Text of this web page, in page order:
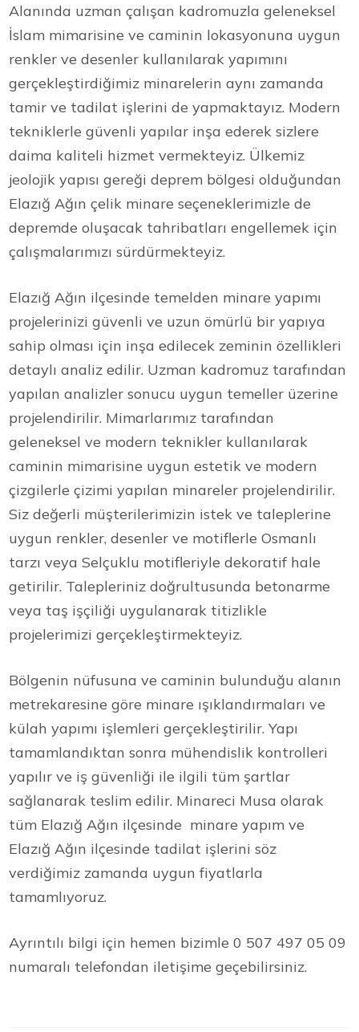
Alanında uzman çalışan kadromuzla geleneksel
İslam mimarisine ve caminin lokasyonuna uygun
renkler ve desenler kullanılarak yapımını
gerçekleştirdiğimiz minarelerin aynı zamanda
tamir ve tadilat işlerini de yapmaktayız. Modern
tekniklerle güvenli yapılar inşa ederek sizlere
daima kaliteli hizmet vermekteyiz. Ülkemiz
jeolojik yapısı gereği deprem bölgesi olduğundan
Elazığ Ağın çelik minare seçeneklerimizle de
depremde oluşacak tahribatları engellemek için
çalışmalarımızı sürdürmekteyiz.
Elazığ Ağın ilçesinde temelden minare yapımı
projelerinizi güvenli ve uzun ömürlü bir yapıya
sahip olması için inşa edilecek zeminin özellikleri
detaylı analiz edilir. Uzman kadromuz tarafından
yapılan analizler sonucu uygun temeller üzerine
projelendirilir. Mimarlarımız tarafından
geleneksel ve modern teknikler kullanılarak
caminin mimarisine uygun estetik ve modern
çizgilerle çizimi yapılan minareler projelendirilir.
Siz değerli müşterilerimizin istek ve taleplerine
uygun renkler, desenler ve motiflerle Osmanlı
tarzı veya Selçuklu motifleriyle dekoratif hale
getirilir. Talepleriniz doğrultusunda betonarme
veya taş işçiliği uygulanarak titizlikle
projelerimizi gerçekleştirmekteyiz.
Bölgenin nüfusuna ve caminin bulunduğu alanın
metrekaresine göre minare ışıklandırmaları ve
külah yapımı işlemleri gerçekleştirilir. Yapı
tamamlandıktan sonra mühendislik kontrolleri
yapılır ve iş güvenliği ile ilgili tüm şartlar
sağlanarak teslim edilir. Minareci Musa olarak
tüm Elazığ Ağın ilçesinde minare yapım ve
Elazığ Ağın ilçesinde tadilat işlerini söz
verdiğimiz zamanda uygun fiyatlarla
tamamlıyoruz.
Ayrıntılı bilgi için hemen bizimle 0 507 497 05 09
numaralı telefondan iletişime geçebilirsiniz.